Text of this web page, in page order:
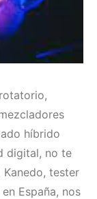
híbrido
digital, no te
tester
España, nos